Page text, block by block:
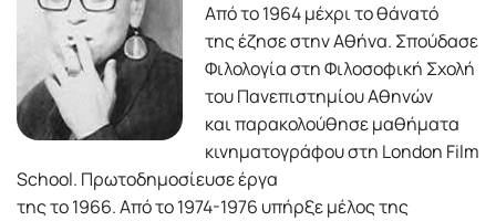
Από το 1964 μέχρι το θάνατό
της έζησε στην Αθήνα. Σπούδασε
Φιλολογία στη Φιλοσοφική Σχολή
του Πανεπιστημίου Αθηνών
και παρακολούθησε μαθήματα
κινηματογράφου στη London Film
School. Πρωτοδημοσίευσε έργα
της το 1966. Από το 1974-1976 υπήρξε μέλος της